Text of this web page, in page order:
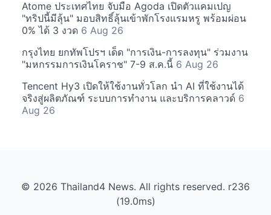
Atome ประเทศไทย จับมือ Agoda เปิดตัวแคมเปญ
"ทริปนี้มีลุ้น" มอบสิทธิ์ลุ้นเข้าพักโรงแรมหรู พร้อมผ่อน
0% ได้ 3 งวด 6 Aug 26
กรุงไทย ยกทัพโปรฯ เด็ด "การเงิน-การลงทุน" ร่วมงาน
"มหกรรมการเงินโคราช" 7-9 ส.ค.นี้ 6 Aug 26
Tencent Hy3 เปิดให้ใช้งานทั่วโลก นำ AI ที่ใช้งานได้
จริงสู่ผลิตภัณฑ์ ระบบการทำงาน และบริการคลาวด์ 6
Aug 26
© 2026 Thailand4 News. All rights reserved. r236
(19.0ms)